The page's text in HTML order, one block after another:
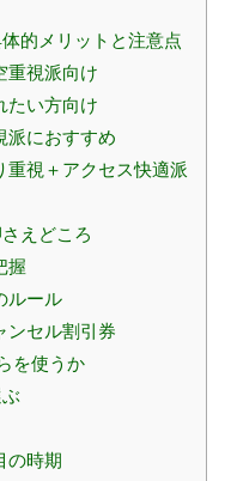
的メリットと注意点
重視派向け
たい方向け
派におすすめ
重視＋アクセス快適派
えどころ
握
ルール
ンセル割引券
を使うか
の時期